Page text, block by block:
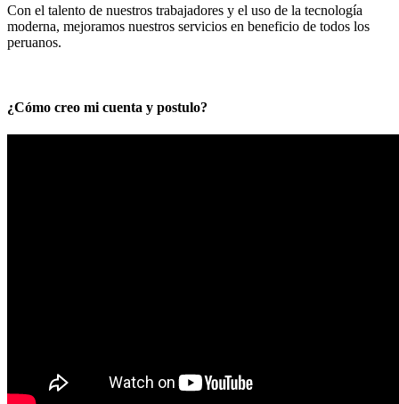
Con el talento de nuestros trabajadores y el uso de la tecnología
moderna, mejoramos nuestros servicios en beneficio de todos los
peruanos.
¿Cómo creo mi cuenta y postulo?